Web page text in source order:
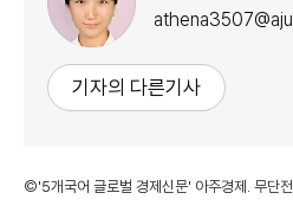
기자의 다른기사
©'5개국어 글로벌 경제신문' 아주경제. 무단전